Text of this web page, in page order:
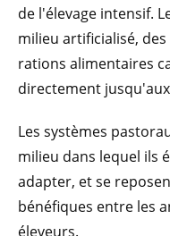
de l'élevage intensif.
milieu artificialisé,
rations alimentaires
directement
Les systèmes
milieu dans lequel ils
adapter, et se
bénéfiques entre les
éleveurs.